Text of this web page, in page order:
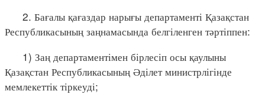
2. Бағалы қағаздар нарығы департаменті Қазақстан
Республикасының заңнамасында белгіленген тәртіппен:
1) Заң департаментімен бірлесіп осы қаулыны
Қазақстан Республикасының Әділет министрлігінде
мемлекеттік тіркеуді;